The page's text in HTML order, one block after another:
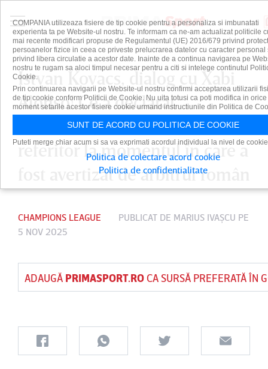
Istvan Kovacs, dialog cu Xabi
Alonso! Ce a declarat
antrenorul lui Real Madrid
referitor la momentul în care a
fost avertizat de arbitrul român
CHAMPIONS LEAGUE PUBLICAT DE MARIUS IVAŞCU PE
5 NOV 2025
ADAUGĂ PRIMASPORT.ROCA SURSĂ PREFERATĂ ÎN
COMPANIA utilizeaza fisiere de tip cookie pentru a personaliza si imbunatati
experienta ta pe Website-ul nostru. Te informam ca ne-am actualizat politicile
mai recente modificari propuse de Regulamentul (UE) 2016/679 privind
persoanelor fizice in ceea ce priveste prelucrarea datelor cu caracter personal
privind libera circulatie a acestor date. Inainte de a continua navigarea pe
nostru te rugam sa aloci timpul necesar pentru a citi si intelege continutul
Cookie.
Prin continuarea navigarii pe Website-ul nostru confirmi acceptarea utilizarii
de tip cookie conform Politicii de Cookie. Nu uita totusi ca poti modifica in orice
moment setarile acestor fisiere cookie urmand instructiunile din Politica de
SUNT DE ACORD CU POLITICA DE COOKIE
Puteti merge chiar acum si sa va exprimati acordul individual la nivel de
Politica de colectare acord cookie
Politica de confidentialitate